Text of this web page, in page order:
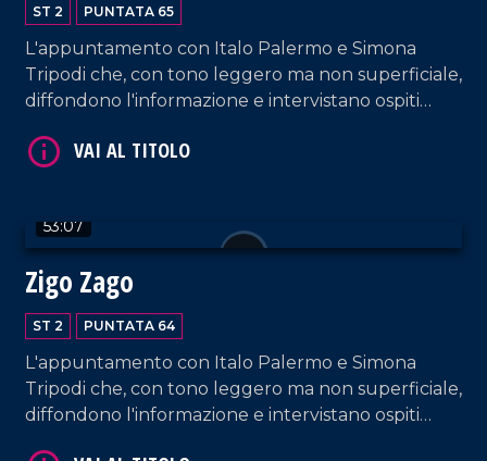
ST 2 PUNTATA 65
L'appuntamento con Italo Palermo e Simona
Tripodi che, con tono leggero ma non superficiale,
diffondono l'informazione e intervistano ospiti
Lamezia Terme.
53:07
Zigo Zago
ST 2 PUNTATA 64
L'appuntamento con Italo Palermo e Simona
Tripodi che, con tono leggero ma non superficiale,
diffondono l'informazione e intervistano ospiti
VAI AL TITOLO